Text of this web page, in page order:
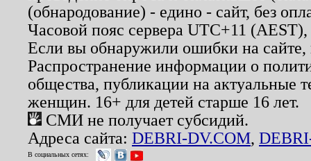
(обнародование) - едино - сайт, без
Часовой пояс сервера UTC+11
Если вы обнаружили ошибки на
Распространение информации о
общества, публикации на актуальные
женщин. 16+ для детей старше 16 лет.
СМИ не получает субсидий.
Адреса сайта: DEBRI-DV.COM,
В социальных сетях: